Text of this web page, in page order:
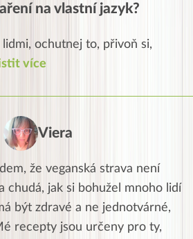
na vlastní jazyk?
ochutnej to, přivoň si,
více
Viera
že veganská strava není
chudá, jak si bohužel mnoho lidí
být zdravé a ne jednotvárné,
recepty jsou určeny pro ty,